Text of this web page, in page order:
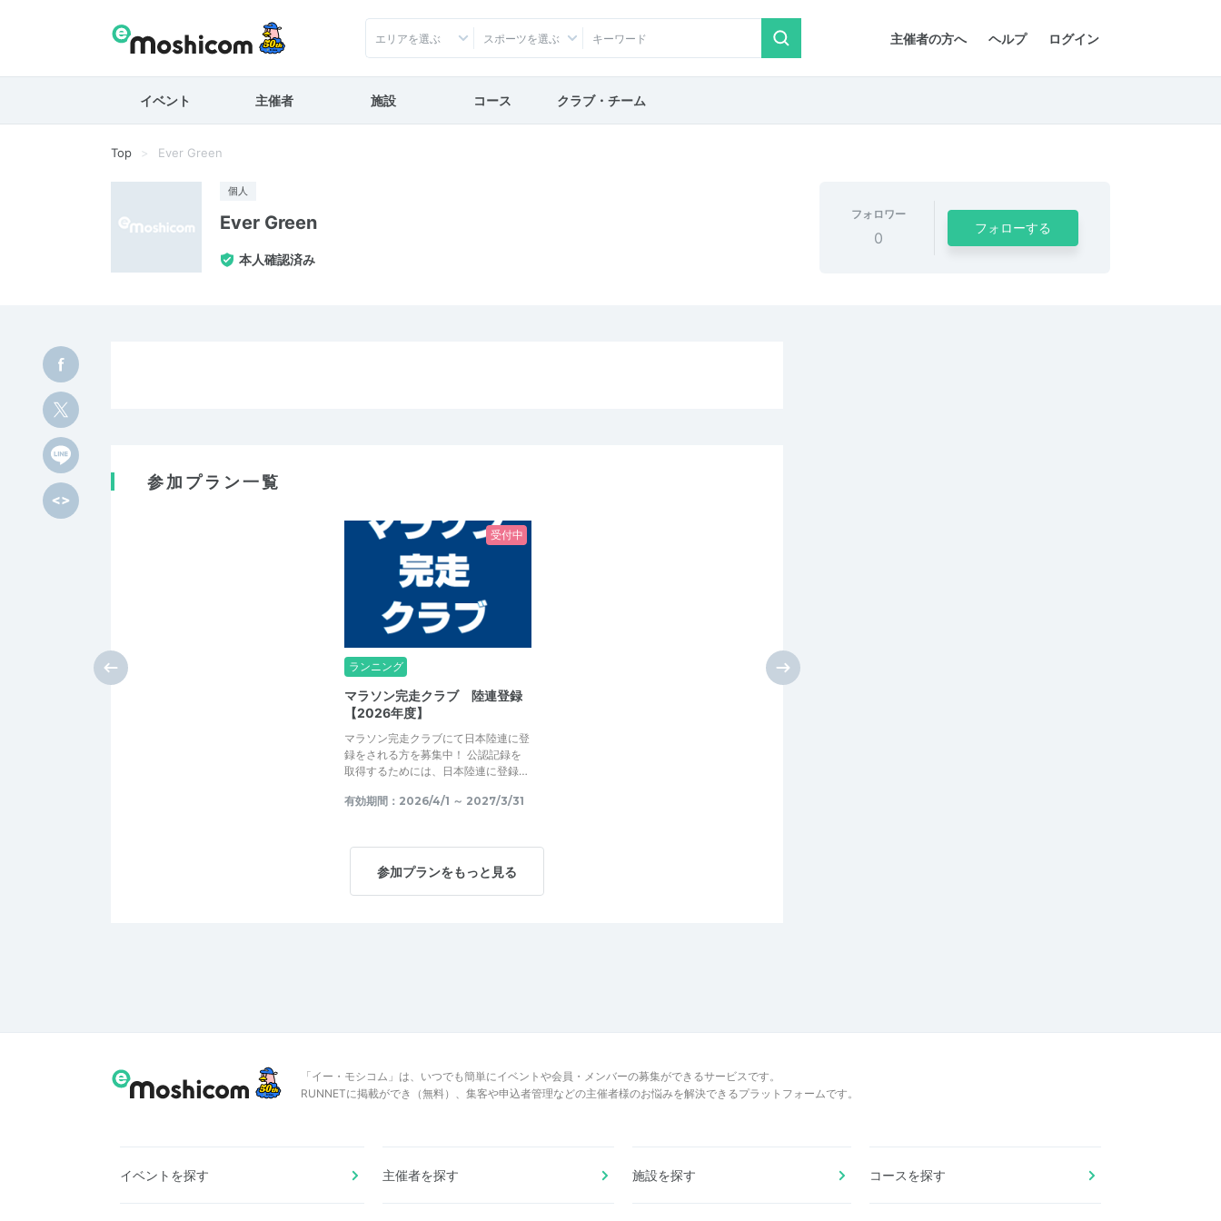
主催者の方へ ヘルプ ログイン
エリアを選ぶ スポーツを選ぶ
イベント 主催者 施設 コース クラブ・チーム
Top Ever Green
個人
Ever Green
本人確認済み
フォロワー
0
フォローする
参加プラン一覧
受付中
ランニング
マラソン完走クラブ 陸連登録
【2026年度】
マラソン完走クラブにて日本陸連に登
録をされる方を募集中！ 公認記録を
取得するためには、日本陸連に登録…
有効期間：2026/4/1 ～ 2027/3/31
参加プランをもっと見る
「イー・モシコム」は、いつでも簡単にイベントや会員・メンバーの募集ができるサービスです。
RUNNETに掲載ができ（無料）、集客や申込者管理などの主催者様のお悩みを解決できるプラットフォームです。
イベントを探す 主催者を探す 施設を探す コースを探す